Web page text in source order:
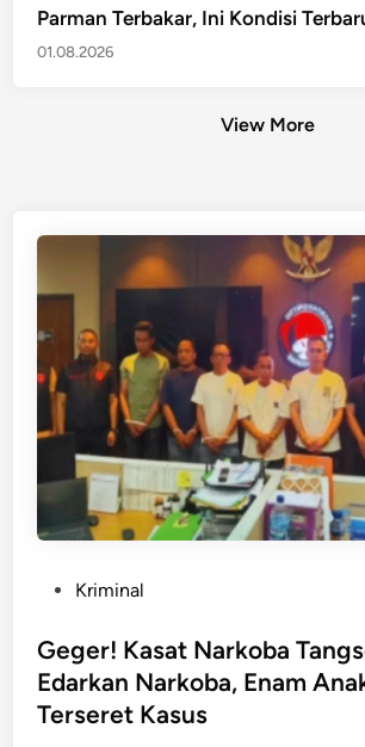
Parman Terbakar, Ini Kondisi
01.08.2026
View More
s
t
e
Kriminal
Geger! Kasat Narkoba
Edarkan Narkoba, Enam
Terseret Kasus